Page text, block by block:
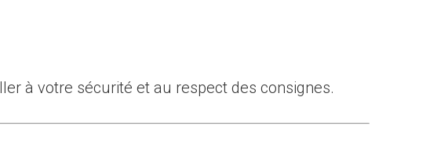
à votre sécurité et au respect des consignes.